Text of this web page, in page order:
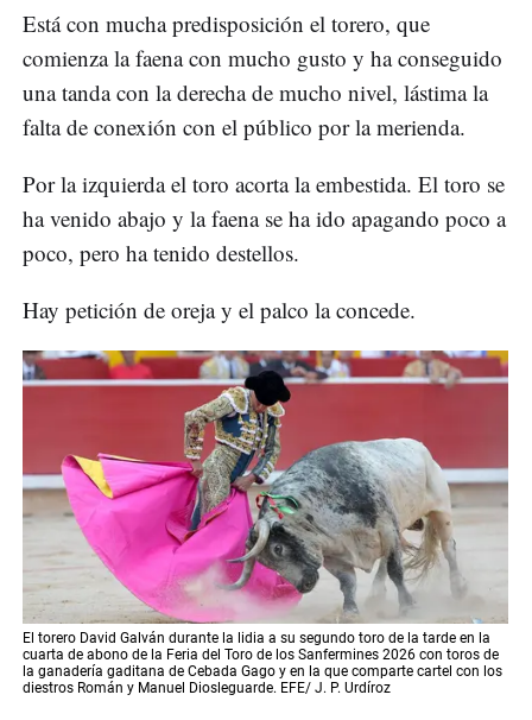
Está con mucha predisposición el torero, que
comienza la faena con mucho gusto y ha conseguido
una tanda con la derecha de mucho nivel, lástima la
falta de conexión con el público por la merienda.
Por la izquierda el toro acorta la embestida. El toro se
ha venido abajo y la faena se ha ido apagando poco a
poco, pero ha tenido destellos.
Hay petición de oreja y el palco la concede.
El torero David Galván durante la lidia a su segundo toro de la tarde en la
cuarta de abono de la Feria del Toro de los Sanfermines 2026 con toros de
la ganadería gaditana de Cebada Gago y en la que comparte cartel con los
diestros Román y Manuel Diosleguarde. EFE/ J. P. Urdíroz